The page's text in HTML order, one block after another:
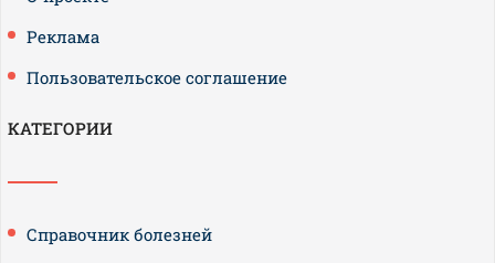
Реклама
Пользовательское соглашение
КАТЕГОРИИ
Справочник болезней